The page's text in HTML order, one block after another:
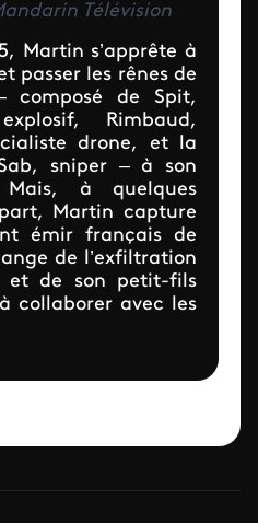
Télévision
Martin s’apprête à
passer les rênes de
composé de Spit,
Rimbaud,
drone, et la
sniper – à son
à quelques
Martin capture
émir français de
de l’exfiltration
et de son petit-fils
collaborer avec les